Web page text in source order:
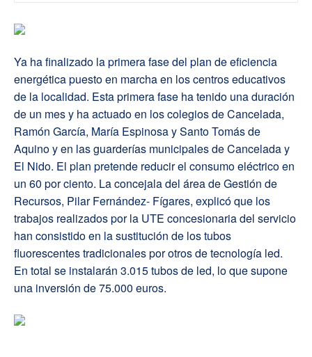
Ya ha finalizado la primera fase del plan de eficiencia
energética puesto en marcha en los centros educativos
de la localidad. Esta primera fase ha tenido una duración
de un mes y ha actuado en los colegios de Cancelada,
Ramón García, María Espinosa y Santo Tomás de
Aquino y en las guarderías municipales de Cancelada y
El Nido. El plan pretende reducir el consumo eléctrico en
un 60 por ciento. La concejala del área de Gestión de
Recursos, Pilar Fernández- Fígares, explicó que los
trabajos realizados por la UTE concesionaria del servicio
han consistido en la sustitución de los tubos
fluorescentes tradicionales por otros de tecnología led.
En total se instalarán 3.015 tubos de led, lo que supone
una inversión de 75.000 euros.